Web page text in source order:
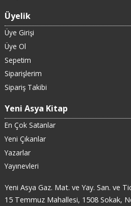
Üyelik
Üye Girişi
Üye Ol
Sepetim
Siparişlerim
Sipariş Takibi
Yeni Asya Kitap
En Çok Satanlar
Yeni Çıkanlar
Yazarlar
Yayınevleri
Yeni Asya Gaz. Mat. ve Yay. San. ve
15 Temmuz Mahallesi, 1508 Sokak,